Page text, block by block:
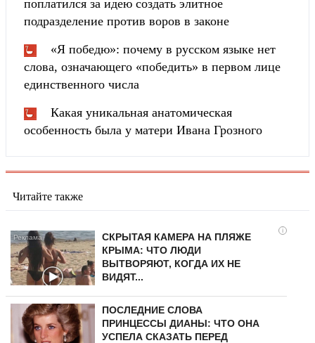
поплатился за идею создать элитное
подразделение против воров в законе
«Я победю»: почему в русском языке нет
слова, означающего «победить» в первом лице
единственного числа
Какая уникальная анатомическая
особенность была у матери Ивана Грозного
Читайте также
i
СКРЫТАЯ КАМЕРА НА ПЛЯЖЕ
КРЫМА: ЧТО ЛЮДИ
ВЫТВОРЯЮТ, КОГДА ИХ НЕ
ВИДЯТ...
ПОСЛЕДНИЕ СЛОВА
ПРИНЦЕССЫ ДИАНЫ: ЧТО ОНА
УСПЕЛА СКАЗАТЬ ПЕРЕД